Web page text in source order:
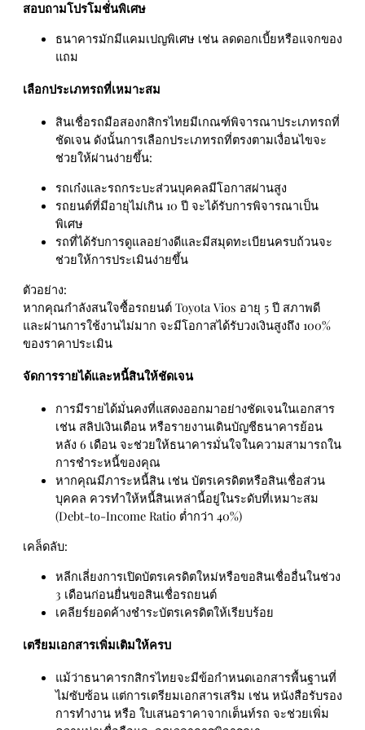
สอบถามโปรโมชั่นพิเศษ
ธนาคารมักมีแคมเปญพิเศษ เช่น ลดดอกเบี้ยหรือแจกของ
แถม
เลือกประเภทรถที่เหมาะสม
สินเชื่อรถมือสองกสิกรไทยมีเกณฑ์พิจารณาประเภทรถที่
ชัดเจน ดังนั้นการเลือกประเภทรถที่ตรงตามเงื่อนไขจะ
ช่วยให้ผ่านง่ายขึ้น:
รถเก๋งและรถกระบะส่วนบุคคลมีโอกาสผ่านสูง
รถยนต์ที่มีอายุไม่เกิน 10 ปี จะได้รับการพิจารณาเป็น
พิเศษ
รถที่ได้รับการดูแลอย่างดีและมีสมุดทะเบียนครบถ้วนจะ
ช่วยให้การประเมินง่ายขึ้น
ตัวอย่าง:
หากคุณกำลังสนใจซื้อรถยนต์ Toyota Vios อายุ 5 ปี สภาพดี
และผ่านการใช้งานไม่มาก จะมีโอกาสได้รับวงเงินสูงถึง 100%
ของราคาประเมิน
จัดการรายได้และหนี้สินให้ชัดเจน
การมีรายได้มั่นคงที่แสดงออกมาอย่างชัดเจนในเอกสาร
เช่น สลิปเงินเดือน หรือรายงานเดินบัญชีธนาคารย้อน
หลัง 6 เดือน จะช่วยให้ธนาคารมั่นใจในความสามารถใน
การชำระหนี้ของคุณ
หากคุณมีภาระหนี้สิน เช่น บัตรเครดิตหรือสินเชื่อส่วน
บุคคล ควรทำให้หนี้สินเหล่านี้อยู่ในระดับที่เหมาะสม
(Debt-to-Income Ratio ต่ำกว่า 40%)
เคล็ดลับ:
หลีกเลี่ยงการเปิดบัตรเครดิตใหม่หรือขอสินเชื่ออื่นในช่วง
3 เดือนก่อนยื่นขอสินเชื่อรถยนต์
เคลียร์ยอดค้างชำระบัตรเครดิตให้เรียบร้อย
เตรียมเอกสารเพิ่มเติมให้ครบ
แม้ว่าธนาคารกสิกรไทยจะมีข้อกำหนดเอกสารพื้นฐานที่
ไม่ซับซ้อน แต่การเตรียมเอกสารเสริม เช่น หนังสือรับรอง
การทำงาน หรือ ใบเสนอราคาจากเต็นท์รถ จะช่วยเพิ่ม